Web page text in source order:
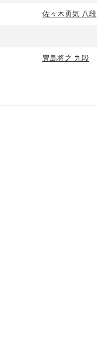
佐々木勇気 八段
豊島将之 九段